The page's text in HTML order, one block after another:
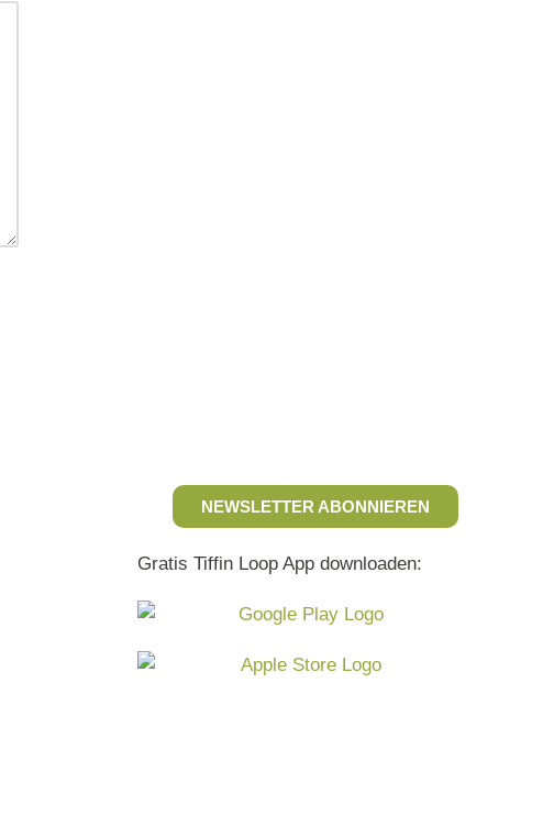
NEWSLETTER ABONNIEREN
Gratis Tiffin Loop App downloaden: